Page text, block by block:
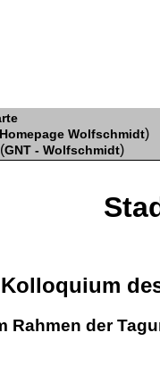
Homepage Wolfschmidt)
(GNT - Wolfschmidt)
Kolloquium
Rahmen der